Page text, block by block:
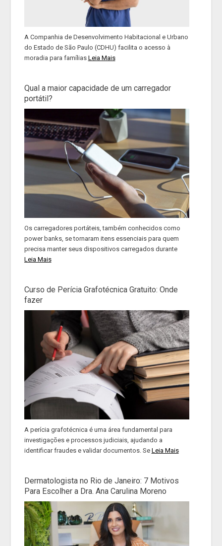
A Companhia de Desenvolvimento Habitacional e Urbano
do Estado de São Paulo (CDHU) facilita o acesso à
moradia para famílias Leia Mais
Qual a maior capacidade de um carregador
portátil?
Os carregadores portáteis, também conhecidos como
power banks, se tornaram itens essenciais para quem
precisa manter seus dispositivos carregados durante
Leia Mais
Curso de Perícia Grafotécnica Gratuito: Onde
fazer
A perícia grafotécnica é uma área fundamental para
investigações e processos judiciais, ajudando a
identificar fraudes e validar documentos. Se Leia Mais
Dermatologista no Rio de Janeiro: 7 Motivos
Para Escolher a Dra. Ana Carulina Moreno